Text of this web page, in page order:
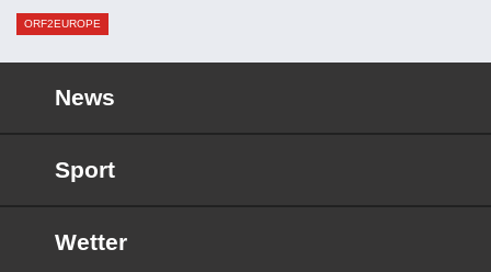
ORF2EUROPE
News
Sport
Wetter